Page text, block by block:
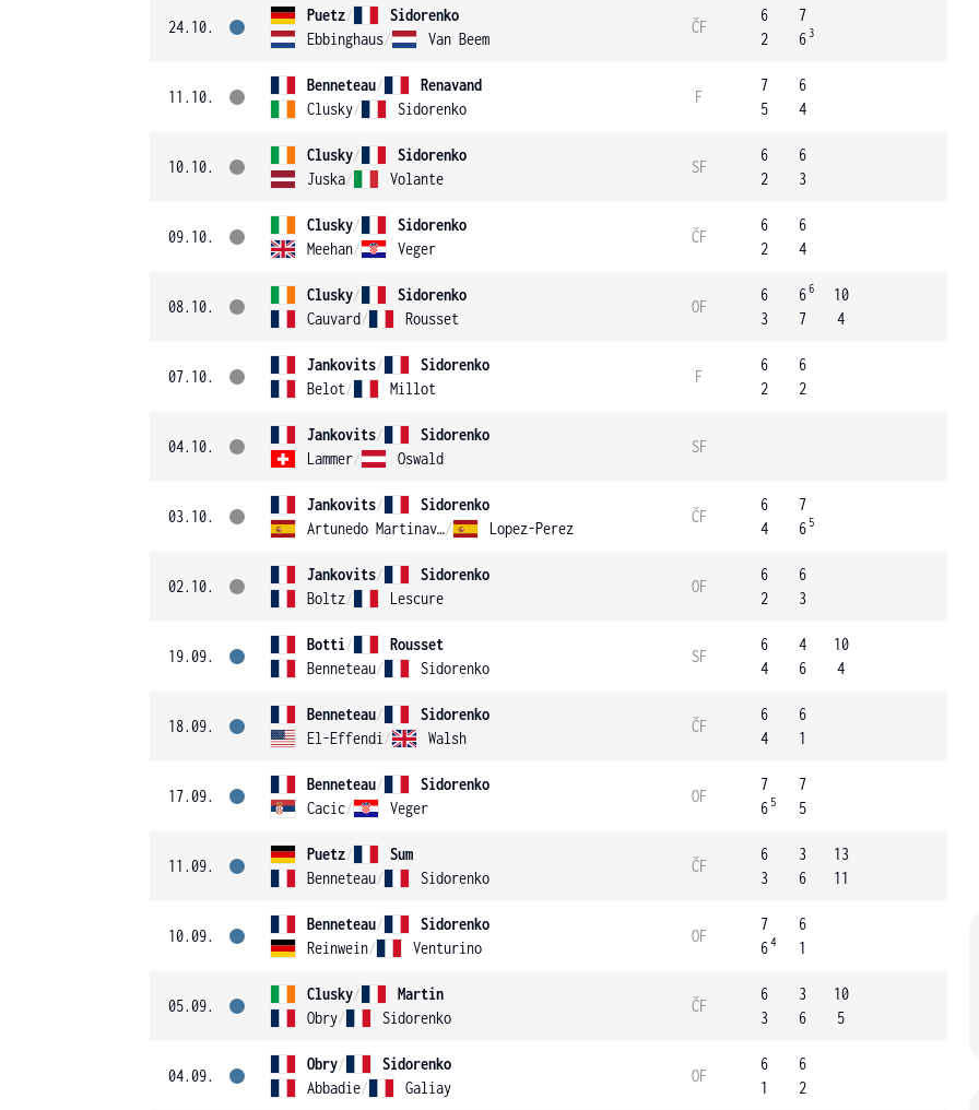
24.10.
Puetz/
Sidorenko
Ebbinghaus/ Van Beem
ČF
6
2
7
6 3
11.10.
Benneteau/
Renavand
Clusky/ Sidorenko
F
7
5
6
4
10.10.
Clusky/
Sidorenko
Juska/ Volante
SF
6
2
6
3
09.10.
Clusky/
Sidorenko
Meehan/ Veger
ČF
6
2
6
4
08.10.
Clusky/
Sidorenko
Cauvard/ Rousset
OF
6
3
66
7
10
4
07.10.
Jankovits/
Sidorenko
Belot/ Millot
F
6
2
6
2
04.10.
Jankovits/
Sidorenko
Lammer/ Oswald
SF
03.10.
Jankovits/
Sidorenko
Artunedo Martinavarr/ Lopez-Perez
ČF
6
4
7
6 5
02.10.
Jankovits/
Sidorenko
Boltz/ Lescure
OF
6
2
6
3
19.09.
Botti/
Rousset
Benneteau/ Sidorenko
SF
6
4
4
6
10
4
18.09.
Benneteau/
Sidorenko
El-Effendi / Walsh
ČF
6
4
6
1
17.09.
Benneteau/
Sidorenko
Cacic/ Veger
OF
7
6 5
7
5
11.09.
Puetz/
Sum
Benneteau/ Sidorenko
ČF
6
3
3
6
13
11
10.09.
Benneteau/
Sidorenko
Reinwein/ Venturino
OF
7
64
6
1
05.09.
Clusky/
Martin
Obry/ Sidorenko
ČF
6
3
3
6
10
5
04.09.
Obry/
Sidorenko
Abbadie/ Galiay
OF
6
1
6
2